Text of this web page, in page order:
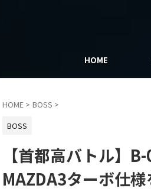
HOME
HOME > BOSS >
BOSS
【首都高バトル】
MAZDA3ターボ仕